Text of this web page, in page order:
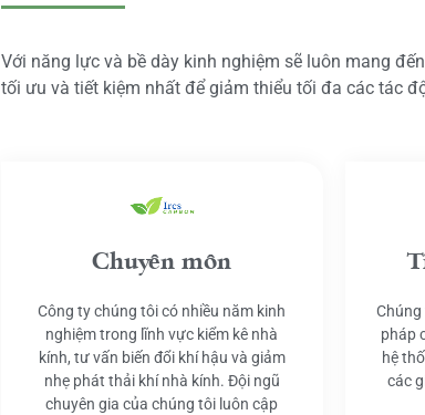
Với năng lực và bề dày kinh nghiệm sẽ luôn mang
tối ưu và tiết kiệm nhất để giảm thiểu tối đa các tác
Chuyên môn
Công ty chúng tôi có nhiều năm kinh
nghiệm trong lĩnh vực kiểm kê nhà
kính, tư vấn biến đổi khí hậu và giảm
nhẹ phát thải khí nhà kính. Đội ngũ
chuyên gia của chúng tôi luôn cập
pháp
hệ
các